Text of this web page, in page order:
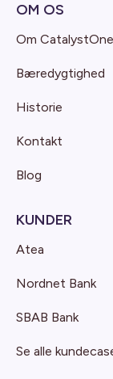
OM OS
Om CatalystOne
Bæredygtighed
Historie
Kontakt
Blog
KUNDER
Atea
Nordnet Bank
SBAB Bank
Se alle